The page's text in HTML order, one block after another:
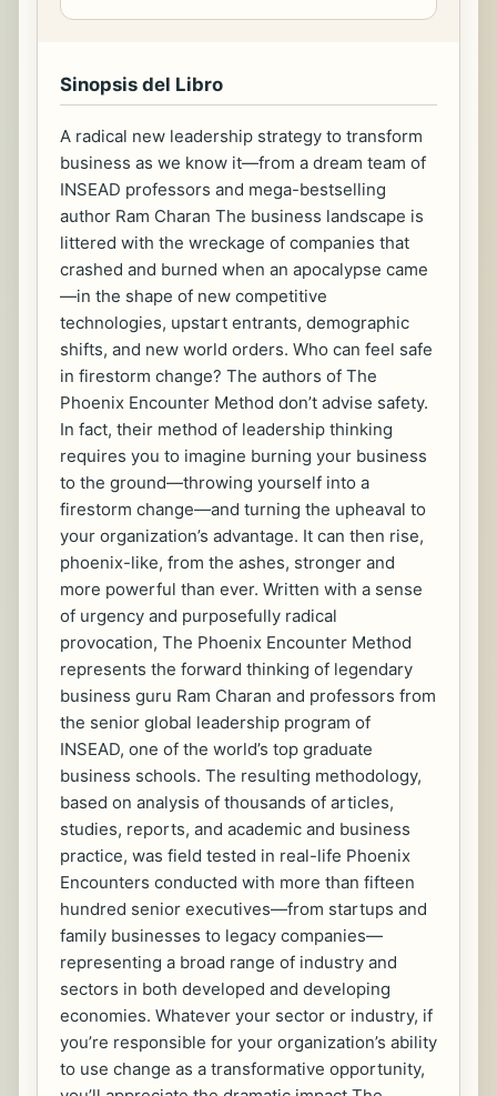
Sinopsis del Libro
A radical new leadership strategy to transform
business as we know it—from a dream team of
INSEAD professors and mega-bestselling
author Ram Charan The business landscape is
littered with the wreckage of companies that
crashed and burned when an apocalypse came
—in the shape of new competitive
technologies, upstart entrants, demographic
shifts, and new world orders. Who can feel safe
in firestorm change? The authors of The
Phoenix Encounter Method don’t advise safety.
In fact, their method of leadership thinking
requires you to imagine burning your business
to the ground—throwing yourself into a
firestorm change—and turning the upheaval to
your organization’s advantage. It can then rise,
phoenix-like, from the ashes, stronger and
more powerful than ever. Written with a sense
of urgency and purposefully radical
provocation, The Phoenix Encounter Method
represents the forward thinking of legendary
business guru Ram Charan and professors from
the senior global leadership program of
INSEAD, one of the world’s top graduate
business schools. The resulting methodology,
based on analysis of thousands of articles,
studies, reports, and academic and business
practice, was field tested in real-life Phoenix
Encounters conducted with more than fifteen
hundred senior executives—from startups and
family businesses to legacy companies—
representing a broad range of industry and
sectors in both developed and developing
economies. Whatever your sector or industry, if
you’re responsible for your organization’s ability
to use change as a transformative opportunity,